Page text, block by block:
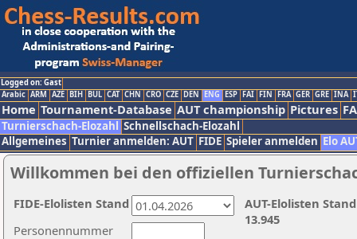
Logged on: Gast
Arabic ARM AZE BIH BUL CAT CHN CRO CZE DEN ENG ESP FAI FIN FRA GER GRE INA
Home Tournament-Database AUT championship Pictures
Turnierschach-Elozahl Schnellschach-Elozahl
Allgemeines Turnier anmelden: AUT FIDE Spieler anmelden Elo
Willkommen bei den offiziellen
Personennummer
AUT-Elolisten
13.945
FIDE-Elolisten Stand